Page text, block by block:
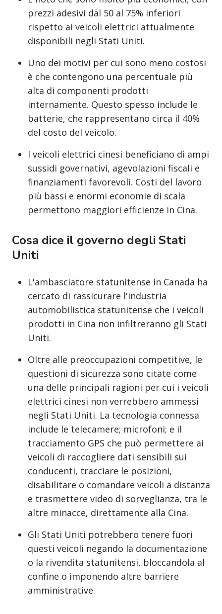
prezzi adesivi dal 50 al 75% inferiori
rispetto ai veicoli elettrici attualmente
disponibili negli Stati Uniti.
Uno dei motivi per cui sono meno costosi
è che contengono una percentuale più
alta di componenti prodotti
internamente. Questo spesso include le
batterie, che rappresentano circa il 40%
del costo del veicolo.
I veicoli elettrici cinesi beneficiano di ampi
sussidi governativi, agevolazioni fiscali e
finanziamenti favorevoli. Costi del lavoro
più bassi e enormi economie di scala
permettono maggiori efficienze in Cina.
Cosa dice il governo degli Stati
Uniti
L'ambasciatore statunitense in Canada ha
cercato di rassicurare l'industria
automobilistica statunitense che i veicoli
prodotti in Cina non infiltreranno gli Stati
Uniti.
Oltre alle preoccupazioni competitive, le
questioni di sicurezza sono citate come
una delle principali ragioni per cui i veicoli
elettrici cinesi non verrebbero ammessi
negli Stati Uniti. La tecnologia connessa
include le telecamere; microfoni; e il
tracciamento GPS che può permettere ai
veicoli di raccogliere dati sensibili sui
conducenti, tracciare le posizioni,
disabilitare o comandare veicoli a distanza
e trasmettere video di sorveglianza, tra le
altre minacce, direttamente alla Cina.
Gli Stati Uniti potrebbero tenere fuori
questi veicoli negando la documentazione
o la rivendita statunitensi, bloccandola al
confine o imponendo altre barriere
amministrative.